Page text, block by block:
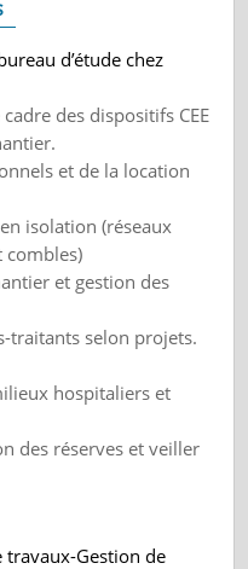
d’étude chez
des dispositifs CEE
et de la location
isolation (réseaux
combles)
et gestion des
traitants selon projets.
hospitaliers et
des réserves et veiller
travaux-Gestion de